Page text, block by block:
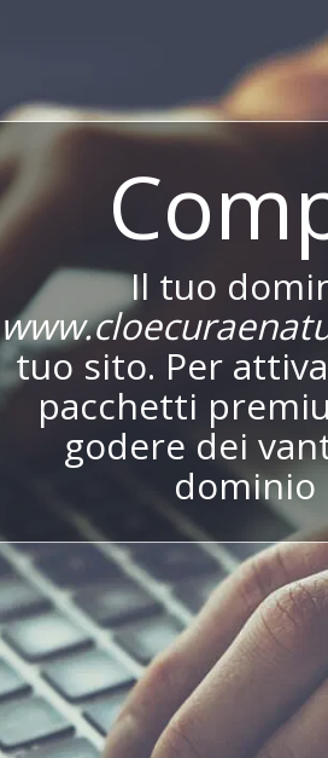
Il tuo
tuo sito. Per
pacchetti
godere dei
dominio